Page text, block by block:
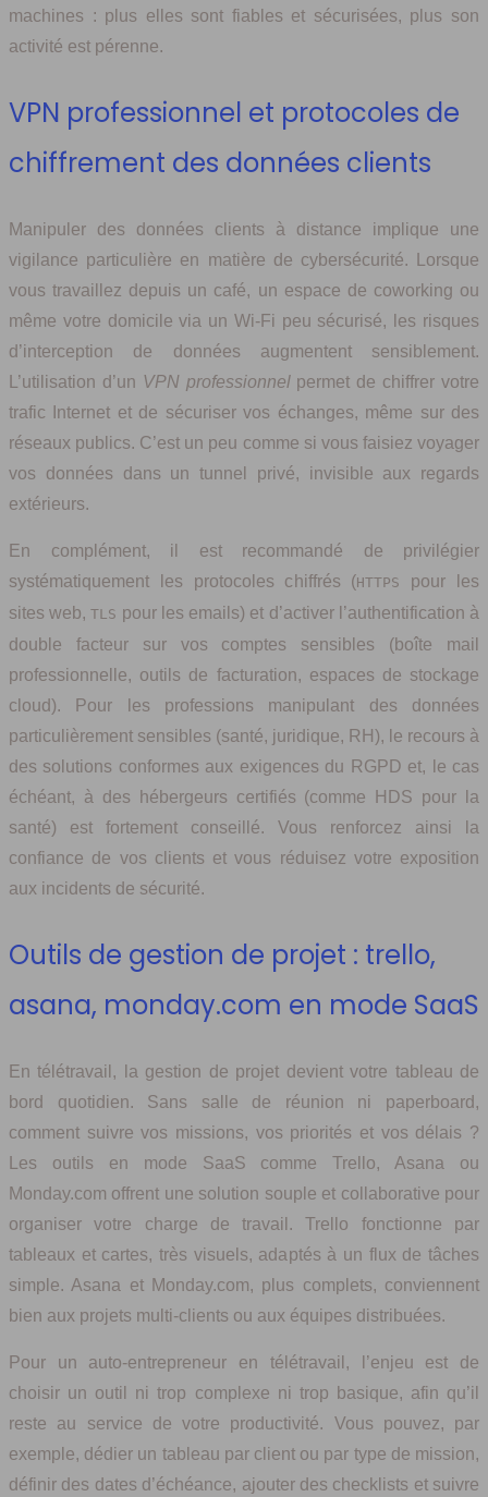
machines : plus elles sont fiables et sécurisées, plus son
activité est pérenne.
VPN professionnel et protocoles de
chiffrement des données clients
Manipuler des données clients à distance implique une
vigilance particulière en matière de cybersécurité. Lorsque
vous travaillez depuis un café, un espace de coworking ou
même votre domicile via un Wi-Fi peu sécurisé, les risques
d’interception de données augmentent sensiblement.
L’utilisation d’un VPN professionnelpermet de chiffrer votre
trafic Internet et de sécuriser vos échanges, même sur des
réseaux publics. C’est un peu comme si vous faisiez voyager
vos données dans un tunnel privé, invisible aux regards
extérieurs.
En complément, il est recommandé de privilégier
systématiquement les protocoles chiffrés (HTTPS
pour les
sites web,TLS pour les emails) et d’activer l’authentification à
double facteur sur vos comptes sensibles (boîte mail
professionnelle, outils de facturation, espaces de stockage
cloud). Pour les professions manipulant des données
particulièrement sensibles (santé, juridique, RH), le recours à
des solutions conformes aux exigences du RGPD et, le cas
échéant, à des hébergeurs certifiés (comme HDS pour la
santé) est fortement conseillé. Vous renforcez ainsi la
confiance de vos clients et vous réduisez votre exposition
aux incidents de sécurité.
Outils de gestion de projet : trello,
asana, monday.com en mode SaaS
En télétravail, la gestion de projet devient votre tableau de
bord quotidien. Sans salle de réunion ni paperboard,
comment suivre vos missions, vos priorités et vos délais ?
Les outils en mode SaaS comme Trello, Asana ou
Monday.com offrent une solution souple et collaborative pour
organiser votre charge de travail. Trello fonctionne par
tableaux et cartes, très visuels, adaptés à un flux de tâches
simple. Asana et Monday.com, plus complets, conviennent
bien aux projets multi-clients ou aux équipes distribuées.
Pour un auto-entrepreneur en télétravail, l’enjeu est de
choisir un outil ni trop complexe ni trop basique, afin qu’il
reste au service de votre productivité. Vous pouvez, par
exemple, dédier un tableau par client ou par type de mission,
définir des dates d’échéance, ajouter des checklists et suivre